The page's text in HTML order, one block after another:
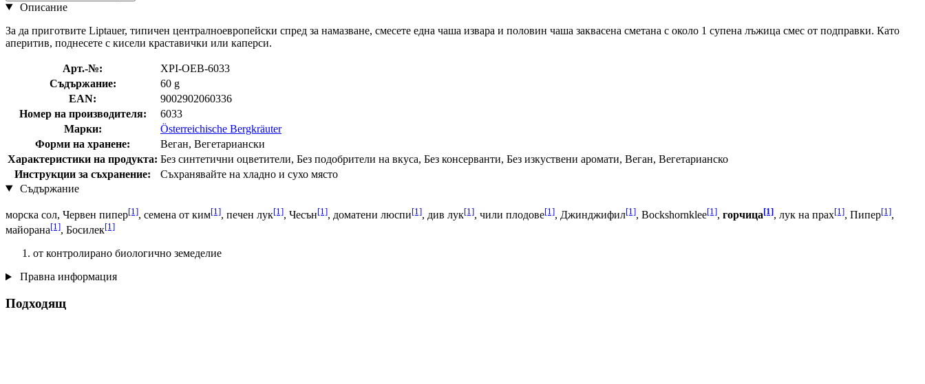
Описание
За да приготвите Liptauer, типичен централноевропейски спред за намазване, смесете една чаша извара и половин чаша заквасена сметана с около 1 супена лъжица смес от подправки. Като
аперитив, поднесете с кисели краставички или каперси.
Арт.-№:
XPI-OEB-6033
Съдържание:
60 g
EAN:
9002902060336
Номер на производителя:
6033
Марки:
Österreichische Bergkräuter
Форми на хранене:
Веган, Вегетариански
Характеристики на продукта: Без синтетични оцветители, Без подобрители на вкуса, Без консерванти, Без изкуствени аромати, Веган, Вегетарианско
Инструкции за съхранение:
Съхранявайте на хладно и сухо място
Съдържание
морска сол, Червен пипер[1], семена от ким[1], печен лук[1], Чесън[1], доматени люспи[1], див лук[1], чили плодове[1], Джинджифил[1], Bockshornklee[1], горчица[1], лук на прах[1], Пипер[1],
майорана[1], Босилек[1]
от контролирано биологично земеделие
Правна информация
Подходящ